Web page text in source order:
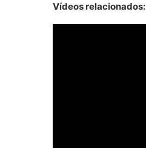
Vídeos relacionados: